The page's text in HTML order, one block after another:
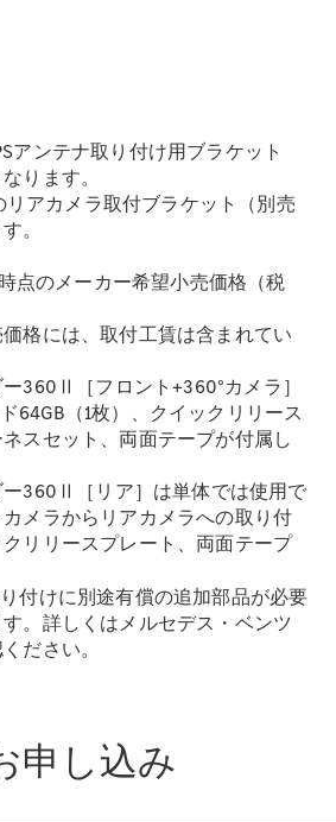
電気
アンテナ取り付け用ブラケット
ります。
アカメラ取付ブラケット（別売
。
点のメーカー希望小売価格（税
格には、取付工賃は含まれてい
360Ⅱ［フロント+360°カメラ］
64GB（1枚）、クイックリリース
スセット、両面テープが付属し
360Ⅱ［リア］は単体では使用で
メラからリアカメラへの取り付
リリースプレート、両面テープ
付けに別途有償の追加部品が必要
。詳しくはメルセデス・ベンツ
ださい。
申し込み